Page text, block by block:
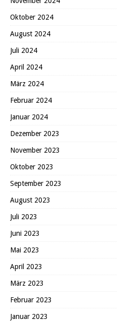
Oktober 2024
August 2024
Juli 2024
April 2024
März 2024
Februar 2024
Januar 2024
Dezember 2023
November 2023
Oktober 2023
September 2023
August 2023
Juli 2023
Juni 2023
Mai 2023
April 2023
März 2023
Februar 2023
Januar 2023